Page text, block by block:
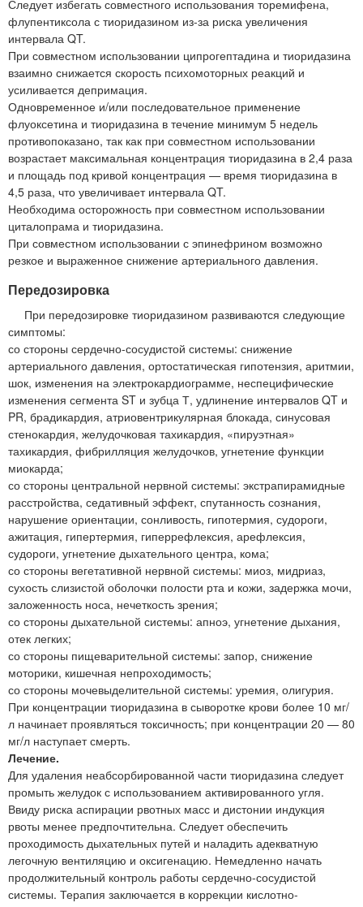
Следует избегать совместного использования торемифена,
флупентиксола с тиоридазином из-за риска увеличения
интервала QT.
При совместном использовании ципрогептадина и тиоридазина
взаимно снижается скорость психомоторных реакций и
усиливается депримация.
Одновременное и/или последовательное применение
флуоксетина и тиоридазина в течение минимум 5 недель
противопоказано, так как при совместном использовании
возрастает максимальная концентрация тиоридазина в 2,4 раза
и площадь под кривой концентрация — время тиоридазина в
4,5 раза, что увеличивает интервала QT.
Необходима осторожность при совместном использовании
циталопрама и тиоридазина.
При совместном использовании с эпинефрином возможно
резкое и выраженное снижение артериального давления.
Передозировка
При передозировке тиоридазином развиваются следующие
симптомы:
со стороны сердечно-сосудистой системы: снижение
артериального давления, ортостатическая гипотензия, аритмии,
шок, изменения на электрокардиограмме, неспецифические
изменения сегмента ST и зубца Т, удлинение интервалов QT и
PR, брадикардия, атриовентрикулярная блокада, синусовая
стенокардия, желудочковая тахикардия, «пируэтная»
тахикардия, фибрилляция желудочков, угнетение функции
миокарда;
со стороны центральной нервной системы: экстрапирамидные
расстройства, седативный эффект, спутанность сознания,
нарушение ориентации, сонливость, гипотермия, судороги,
ажитация, гипертермия, гиперрефлексия, арефлексия,
судороги, угнетение дыхательного центра, кома;
со стороны вегетативной нервной системы: миоз, мидриаз,
сухость слизистой оболочки полости рта и кожи, задержка мочи,
заложенность носа, нечеткость зрения;
со стороны дыхательной системы: апноэ, угнетение дыхания,
отек легких;
со стороны пищеварительной системы: запор, снижение
моторики, кишечная непроходимость;
со стороны мочевыделительной системы: уремия, олигурия.
При концентрации тиоридазина в сыворотке крови более 10 мг/
л начинает проявляться токсичность; при концентрации 20 — 80
мг/л наступает смерть.
Лечение.
Для удаления неабсорбированной части тиоридазина следует
промыть желудок с использованием активированного угля.
Ввиду риска аспирации рвотных масс и дистонии индукция
рвоты менее предпочтительна. Следует обеспечить
проходимость дыхательных путей и наладить адекватную
легочную вентиляцию и оксигенацию. Немедленно начать
продолжительный контроль работы сердечно-сосудистой
системы. Терапия заключается в коррекции кислотно-